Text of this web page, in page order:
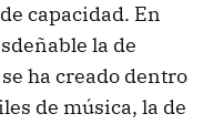
capacidad. En
la de
ha creado dentro
de música, la de